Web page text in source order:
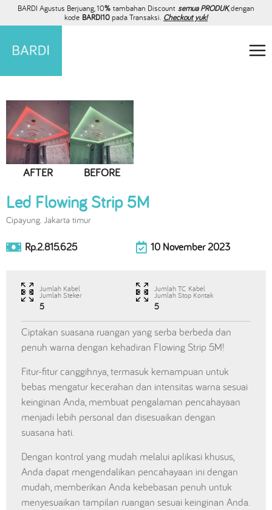
BARDI Agustus Berjuang, 10% tambahan Discount semua PRODUK, dengan
kode BARDI10pada Transaksi. Checkout yuk!
AFTER BEFORE
Led Flowing Strip 5M
Cipayung. Jakarta timur
Rp.2.815.625 10 November 2023
Jumlah Kabel Jumlah TC Kabel
Jumlah Steker
5
Jumlah Stop Kontak
5
Ciptakan suasana ruangan yang serba berbeda dan
penuh warna dengan kehadiran Flowing Strip 5M!
Fitur-fitur canggihnya, termasuk kemampuan untuk
bebas mengatur kecerahan dan intensitas warna sesuai
keinginan Anda, membuat pengalaman pencahayaan
menjadi lebih personal dan disesuaikan dengan
suasana hati.
Dengan kontrol yang mudah melalui aplikasi khusus,
Anda dapat mengendalikan pencahayaan ini dengan
mudah, memberikan Anda kebebasan penuh untuk
menyesuaikan tampilan ruangan sesuai keinginan Anda.